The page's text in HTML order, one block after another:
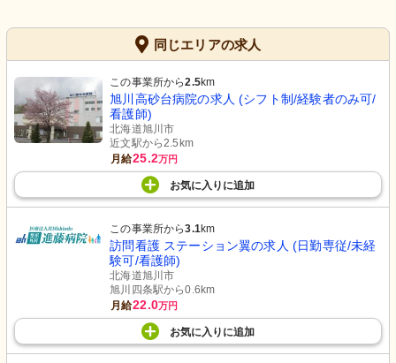
同じエリアの求人
この事業所から2.5km
旭川高砂台病院の求人 (シフト制/経験者のみ可/
看護師)
北海道旭川市
近文駅から2.5km
月給25.2万円
お気に入り に追加
この事業所から3.1km
訪問看護 ステーション翼の求人 (日勤専従/未経
験可/看護師)
北海道旭川市
旭川四条駅から0.6km
月給22.0万円
お気に入り に追加